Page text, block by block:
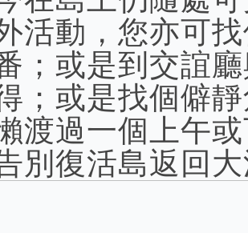
活動，您亦可
；或是到交誼
；或是找個僻
渡過一個上午
別復活島返回